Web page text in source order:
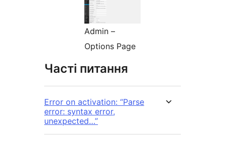
Admin –
Options Page
Часті питання
Error on activation: “Parse
error: syntax error,
unexpected…”